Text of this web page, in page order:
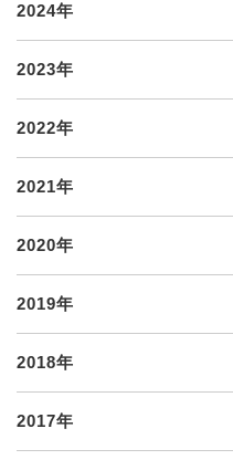
2024年
2023年
2022年
2021年
2020年
2019年
2018年
2017年